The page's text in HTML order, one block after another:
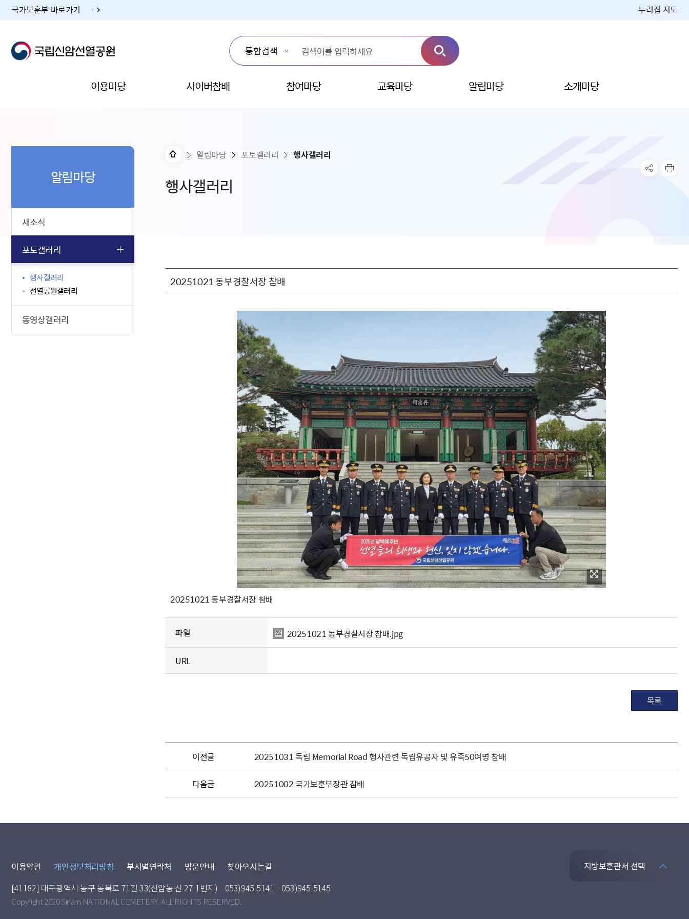
국가보훈부 바로가기 누리집 지도
이용마당 사이버참배 참여마당 교육마당 알림마당 소개마당
행사갤러리
알림마당 포토갤러리 행사갤러리
알림마당
새소식
포토갤러리
행사갤러리
선열공원갤러리
동영상갤러리
20251021 동부경찰서장 참배
20251021 동부경찰서장 참배
파일 20251021 동부경찰서장 참배.jpg
URL
목록
이전글 20251031 독립 Memorial Road 행사관련 독립유공자 및 유족50여명 참배
다음글 20251002 국가보훈부장관 참배
이용약관 개인정보처리방침 부서별연락처 방문안내 찾아오시는길
[41182] 대구광역시 동구 동북로 71길 33(신암동 산 27-1번지) 053)945-5141
053)945-5145
Copyright 2020 Sinam NATIONAL CEMETERY. ALL RIGHTS RESERVED.
지방보훈관서 선택